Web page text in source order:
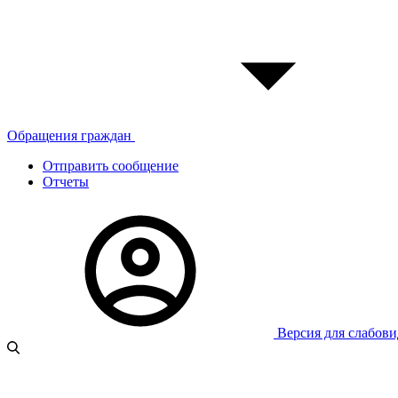
Обращения граждан
Отправить сообщение
Отчеты
Версия для